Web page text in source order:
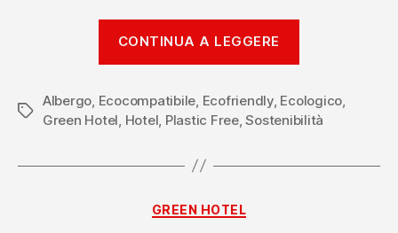
CONTINUA A LEGGERE
accreditata”
Tag
Albergo, Ecocompatibile, Ecofriendly, Ecologico,
Green Hotel, Hotel, Plastic Free,Sostenibilità
Categorie
GREEN HOTEL